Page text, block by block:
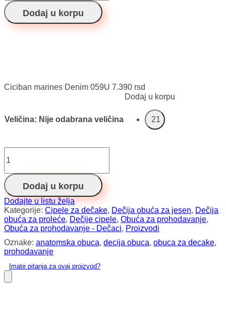
059U
količinaDodaj u korpu
Ciciban marines Denim 059U 7.390 rsd
Veličina: Nije odabrana veličina
Dodaj u korpu
21
marines
059U
količinaDodaj u korpu
Dodajte u listu želja
Kategorije: Cipele za dečake, Dečija obuća za jesen, Dečija
obuća za proleće, Dečije cipele, Obuća za prohodavanje,
Obuća za prohodavanje - Dečaci, Proizvodi
Oznake: anatomska obuca, decija obuca, obuca za decake,
prohodavanje
Imate pitanja za ovaj proizvod?